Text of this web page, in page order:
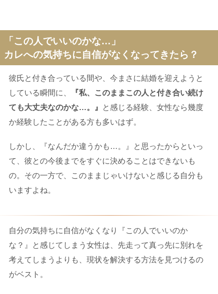
「この人でいいのかな…」
カレへの気持ちに自信がなくなってきたら？
彼氏と付き合っている間や、今まさに結婚を迎えようと
している瞬間に、
『私、このままこの人と付き合い続け
ても大丈夫なのかな…。』
と感じる経験、女性なら幾度
か経験したことがある方も多いはず。
しかし、『なんだか違うかも…。』と思ったからといっ
て、彼との今後までをすぐに決めることはできないも
の。その一方で、このままじゃいけないと感じる自分も
いますよね。
自分の気持ちに自信がなくなり『この人でいいのか
な？』と感じてしまう女性は、先走って真っ先に別れを
考えてしまうよりも、現状を解決する方法を見つけるの
がベスト。